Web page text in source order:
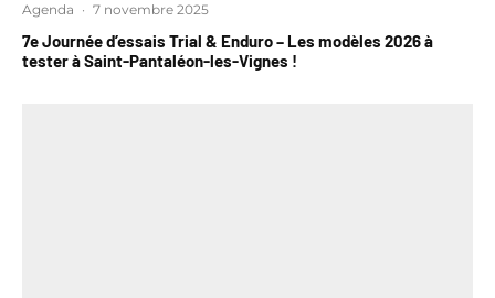
Agenda · 7 novembre 2025
7e Journée d’essais Trial & Enduro – Les modèles 2026 à
tester à Saint-Pantaléon-les-Vignes !